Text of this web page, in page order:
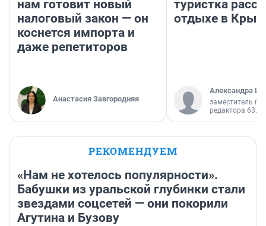
нам готовит новый
налоговый закон — он
коснется импорта и
даже репетиторов
Анастасия Завгородняя
туристка
отдыхе в
Александра
заместитель
редактора 63.RU
РЕКОМЕНДУЕМ
«Нам не хотелось популярности».
Бабушки из уральской глубинки стали
звездами соцсетей — они покорили
Агутина и Бузову